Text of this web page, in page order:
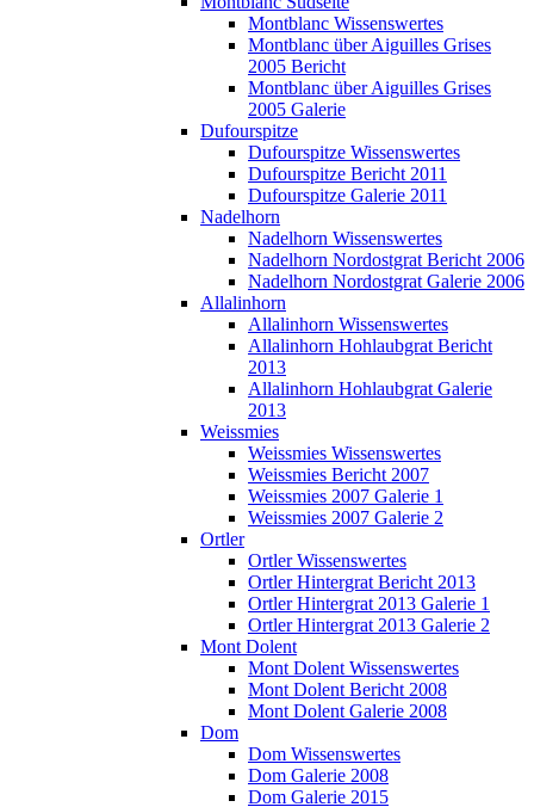
Montblanc Wissenswertes
Montblanc über Aiguilles Grises
2005 Bericht
Montblanc über Aiguilles Grises
2005 Galerie
Dufourspitze
Dufourspitze Wissenswertes
Dufourspitze Bericht 2011
Dufourspitze Galerie 2011
Nadelhorn
Nadelhorn Wissenswertes
Nadelhorn Nordostgrat Bericht 2006
Nadelhorn Nordostgrat Galerie 2006
Allalinhorn
Allalinhorn Wissenswertes
Allalinhorn Hohlaubgrat Bericht
2013
Allalinhorn Hohlaubgrat Galerie
2013
Weissmies
Weissmies Wissenswertes
Weissmies Bericht 2007
Weissmies 2007 Galerie 1
Weissmies 2007 Galerie 2
Ortler
Ortler Wissenswertes
Ortler Hintergrat Bericht 2013
Ortler Hintergrat 2013 Galerie 1
Ortler Hintergrat 2013 Galerie 2
Mont Dolent
Mont Dolent Wissenswertes
Mont Dolent Bericht 2008
Mont Dolent Galerie 2008
Dom
Dom Wissenswertes
Dom Galerie 2008
Dom Galerie 2015